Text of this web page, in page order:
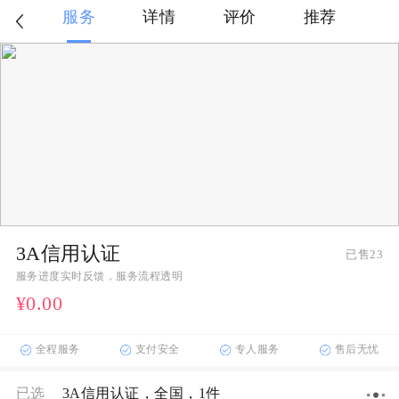
服务 详情 评价 推荐
3A信用认证 已售23
服务进度实时反馈，服务流程透明
¥0.00
全程服务 支付安全 专人服务 售后无忧
已选 3A信用认证 ，全国 ，1件